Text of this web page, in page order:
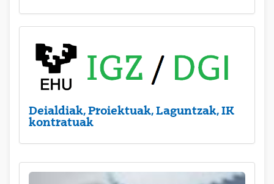
Deialdiak, Proiektuak, Laguntzak, IK
kontratuak